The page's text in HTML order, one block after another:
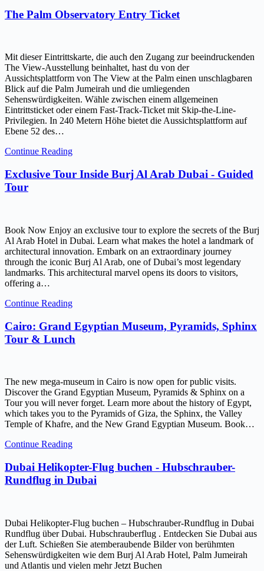
The Palm Observatory Entry Ticket
Mit dieser Eintrittskarte, die auch den Zugang zur beeindruckenden
The View-Ausstellung beinhaltet, hast du von der
Aussichtsplattform von The View at the Palm einen unschlagbaren
Blick auf die Palm Jumeirah und die umliegenden
Sehenswürdigkeiten. Wähle zwischen einem allgemeinen
Eintrittsticket oder einem Fast-Track-Ticket mit Skip-the-Line-
Privilegien. In 240 Metern Höhe bietet die Aussichtsplattform auf
Ebene 52 des…
Continue Reading
Exclusive Tour Inside Burj Al Arab Dubai - Guided
Tour
Book Now Enjoy an exclusive tour to explore the secrets of the Burj
Al Arab Hotel in Dubai. Learn what makes the hotel a landmark of
architectural innovation. Embark on an extraordinary journey
through the iconic Burj Al Arab, one of Dubai’s most legendary
landmarks. This architectural marvel opens its doors to visitors,
offering a…
Continue Reading
Cairo: Grand Egyptian Museum, Pyramids, Sphinx
Tour & Lunch
The new mega-museum in Cairo is now open for public visits.
Discover the Grand Egyptian Museum, Pyramids & Sphinx on a
Tour you will never forget. Learn more about the history of Egypt,
which takes you to the Pyramids of Giza, the Sphinx, the Valley
Temple of Khafre, and the New Grand Egyptian Museum. Book…
Continue Reading
Dubai Helikopter-Flug buchen - Hubschrauber-
Rundflug in Dubai
Dubai Helikopter-Flug buchen – Hubschrauber-Rundflug in Dubai
Rundflug über Dubai. Hubschrauberflug . Entdecken Sie Dubai aus
der Luft. Schießen Sie atemberaubende Bilder von berühmten
Sehenswürdigkeiten wie dem Burj Al Arab Hotel, Palm Jumeirah
und Atlantis und vielen mehr Jetzt Buchen